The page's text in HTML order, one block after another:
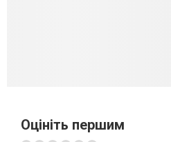
Оцініть першим